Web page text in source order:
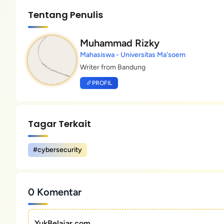
Tentang Penulis
Muhammad Rizky
Mahasiswa - Universitas Ma'soem
Writer from Bandung
PROFIL
Tagar Terkait
#cybersecurity
0 Komentar